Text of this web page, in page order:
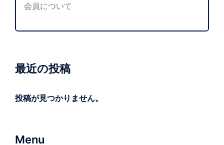
会員について
最近の投稿
投稿が見つかりません。
Menu